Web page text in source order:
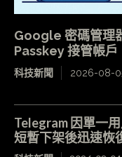
Google 密碼管理
Passkey 接管帳戶
科技新聞 2026-08-
Telegram 因單一
短暫下架後迅速恢